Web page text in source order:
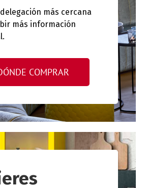
más cercana
más información
COMPRAR